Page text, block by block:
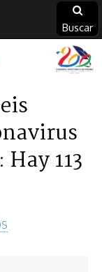
Buscar
113